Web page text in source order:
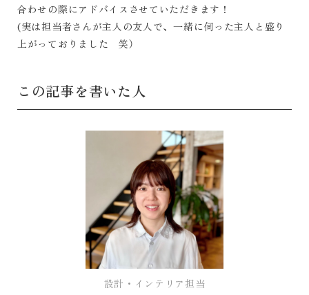
合わせの際にアドバイスさせていただきます！
(実は担当者さんが主人の友人で、一緒に伺った主人と盛り
上がっておりました 笑）
この記事を書いた人
設計・インテリア担当